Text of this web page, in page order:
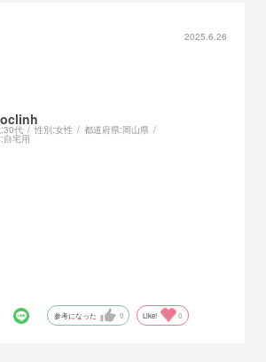
2025.6.26
30代 性別:女性 都道府県:岡山県
自宅用
参考になった 0 Like! 0